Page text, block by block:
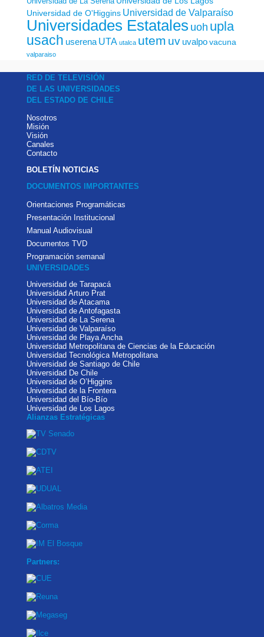
Universidad de O'Higgins Universidad de Valparaíso
Universidades Estatales uoh upla
usach userena UTA utalca utem uv uvalpo vacuna
valparaiso
RED DE TELEVISIÓN
DE LAS UNIVERSIDADES
DEL ESTADO DE CHILE
Nosotros
Misión
Visión
Canales
Contacto
BOLETÍN NOTICIAS
DOCUMENTOS IMPORTANTES
Orientaciones Programáticas
Presentación Institucional
Manual Audiovisual
Documentos TVD
Programación semanal
UNIVERSIDADES
Universidad de Tarapacá
Universidad Arturo Prat
Universidad de Atacama
Universidad de Antofagasta
Universidad de La Serena
Universidad de Valparaíso
Universidad de Playa Ancha
Universidad Metropolitana de Ciencias de la Educación
Universidad Tecnológica Metropolitana
Universidad de Santiago de Chile
Universidad De Chile
Universidad de O’Higgins
Universidad de la Frontera
Universidad del Bío-Bío
Universidad de Los Lagos
Alianzas Estratégicas
Partners: